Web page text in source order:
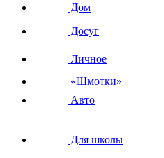
Дом
Досуг
Личное
«Шмотки»
Авто
Для школы